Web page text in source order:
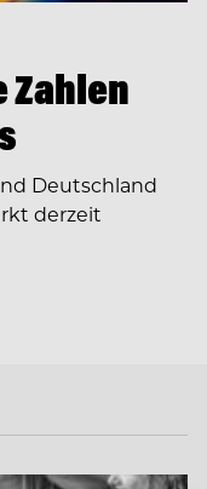
Zahlen
Deutschland
derzeit